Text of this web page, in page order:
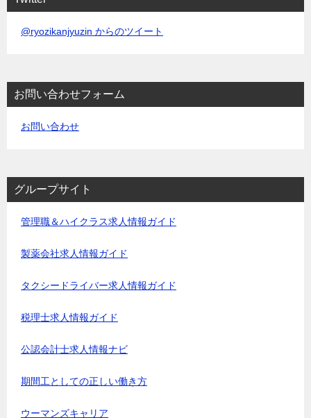
@ryozikanjyuzin からのツイート
お問い合わせフォーム
お問い合わせ
グループサイト
管理職＆ハイクラス求人情報ガイド
製薬会社求人情報ガイド
タクシードライバー求人情報ガイド
税理士求人情報ガイド
公認会計士求人情報ナビ
期間工としての正しい働き方
ウーマンズキャリア